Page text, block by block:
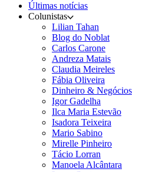
Últimas notícias
Colunistas
Lilian Tahan
Blog do Noblat
Carlos Carone
Andreza Matais
Claudia Meireles
Fábia Oliveira
Dinheiro & Negócios
Igor Gadelha
Ilca Maria Estevão
Isadora Teixeira
Mario Sabino
Mirelle Pinheiro
Tácio Lorran
Manoela Alcântara